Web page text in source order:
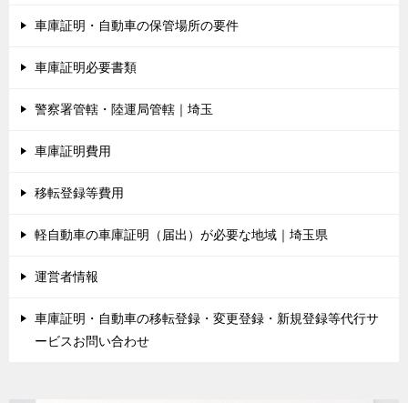
車庫証明・自動車の保管場所の要件
車庫証明必要書類
警察署管轄・陸運局管轄｜埼玉
車庫証明費用
移転登録等費用
軽自動車の車庫証明（届出）が必要な地域｜埼玉県
運営者情報
車庫証明・自動車の移転登録・変更登録・新規登録等代行サ
ービスお問い合わせ